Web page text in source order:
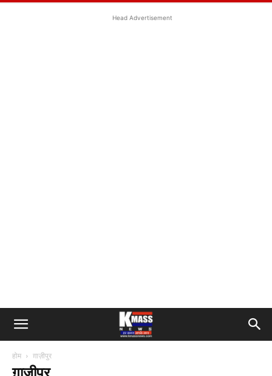
Head Advertisement
होम ग़ाज़ीपुर